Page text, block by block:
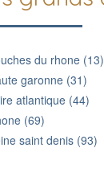
du rhone (13)
garonne (31)
atlantique (44)
(69)
saint denis (93)